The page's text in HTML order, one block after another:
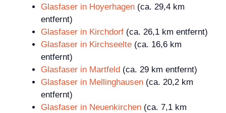
Glasfaser in Hoyerhagen (ca. 29,4 km
entfernt)
Glasfaser in Kirchdorf (ca. 26,1 km entfernt)
Glasfaser in Kirchseelte (ca. 16,6 km
entfernt)
Glasfaser in Martfeld (ca. 29 km entfernt)
Glasfaser in Mellinghausen (ca. 20,2 km
entfernt)
Glasfaser in Neuenkirchen (ca. 7,1 km